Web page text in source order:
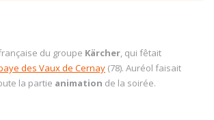
du groupe Kärcher, qui fêtait
des Vaux de Cernay (78). Auréol faisait
la partie animation de la soirée.